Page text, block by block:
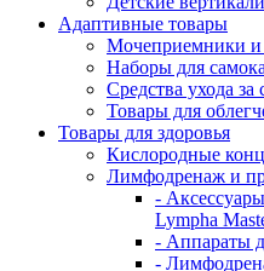
Адаптивные товары
Мочеприемники
Наборы для
Средства ухода за
Товары для
Товары для здоровья
Кислородные
Лимфодренаж и
-
Lympha
- Аппараты
-